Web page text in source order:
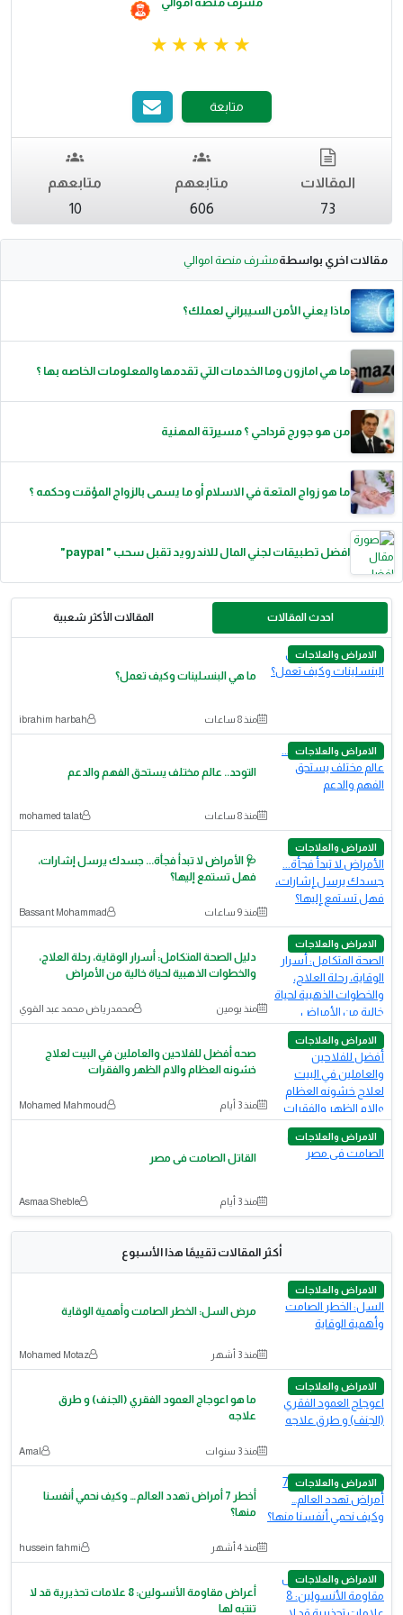
متابعة
المقالات
73
متابعهم
606
متابعهم
10
مقالات اخري بواسطةمشرف منصة اموالي
ماذا يعني الأمن السيبراني لعملك؟
ما هي امازون وما الخدمات التي تقدمها والمعلومات الخاصه بها ؟
من هو جورج قرداحي ؟ مسيرتة المهنية
ما هو زواج المتعة في الاسلام أو ما يسمى بالزواج المؤقت وحكمه ؟
افضل تطبيقات لجني المال للاندرويد تقبل سحب " paypal"
احدث المقالات المقالات الأكثر شعبية
الامراض والعلاجات
ما هي البنسلينات وكيف تعمل؟
منذ 8 ساعات ibrahim harbah
الامراض والعلاجات
التوحد.. عالم مختلف يستحق الفهم والدعم
منذ 8 ساعات mohamed talat
الامراض والعلاجات
🩺 الأمراض لا تبدأ فجأة... جسدك يرسل إشارات،
فهل تستمع إليها؟
منذ 9 ساعات Bassant Mohammad
الامراض والعلاجات
دليل الصحة المتكامل: أسرار الوقاية، رحلة العلاج،
والخطوات الذهبية لحياة خالية من الأمراض
منذ يومين محمدرياض محمد عبد القوي
الامراض والعلاجات
صحه أفضل للفلاحين والعاملين في البيت لعلاج
خشونه العظام والام الظهر والفقرات
منذ 3 أيام Mohamed Mahmoud
الامراض والعلاجات
القاتل الصامت فى مصر
منذ 3 أيام Asmaa Sheble
أكثر المقالات تقييمًا هذا الأسبوع
الامراض والعلاجات
مرض السل: الخطر الصامت وأهمية الوقاية
منذ 3 أشهر Mohamed Motaz
الامراض والعلاجات
ما هو اعوجاج العمود الفقري (الجنف) و طرق
علاجه
منذ 3 سنوات Amal
الامراض والعلاجات
أخطر 7 أمراض تهدد العالم… وكيف نحمي أنفسنا
منها؟
منذ 4 أشهر hussein fahmi
الامراض والعلاجات
أعراض مقاومة الأنسولين: 8 علامات تحذيرية قد لا
تنتبه لها